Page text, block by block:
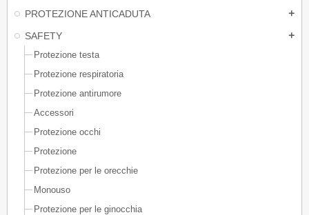
PROTEZIONE ANTICADUTA add
SAFETY add
Protezione testa
Protezione respiratoria
Protezione antirumore
Accessori
Protezione occhi
Protezione
Protezione per le orecchie
Monouso
Protezione per le ginocchia